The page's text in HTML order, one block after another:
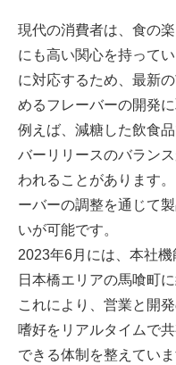
現代の消費者は、食の
にも高い関心を持って
に対応するため、最新
めるフレーバーの開発
例えば、減糖した飲食
バーリリースのバラン
われることがあります
ーバーの調整を通じて
いが可能です。
2023年6月には、本社
日本橋エリアの馬喰町
これにより、営業と開
嗜好をリアルタイムで
できる体制を整えてい